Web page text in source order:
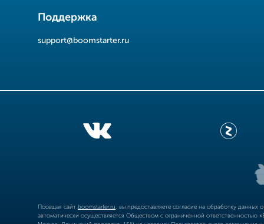
Поддержка
support@boomstarter.ru
Посещая сайт boomstarter.ru , вы предоставляете согласие на обработку
автоматически осуществляется Обществом с ограниченной